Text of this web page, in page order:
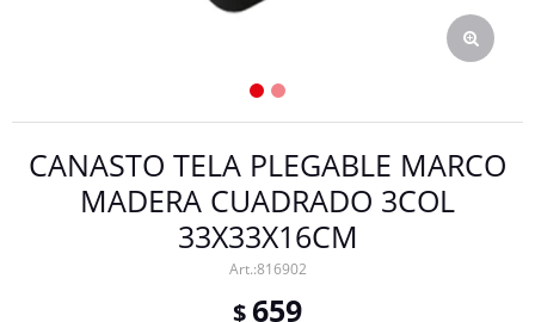
CANASTO TELA PLEGABLE MARCO
MADERA CUADRADO 3COL
33X33X16CM
816902
$659